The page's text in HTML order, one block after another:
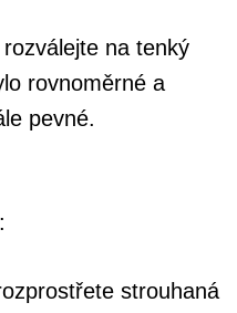
na tenký
rovnoměrné a
pevné.
strouhaná